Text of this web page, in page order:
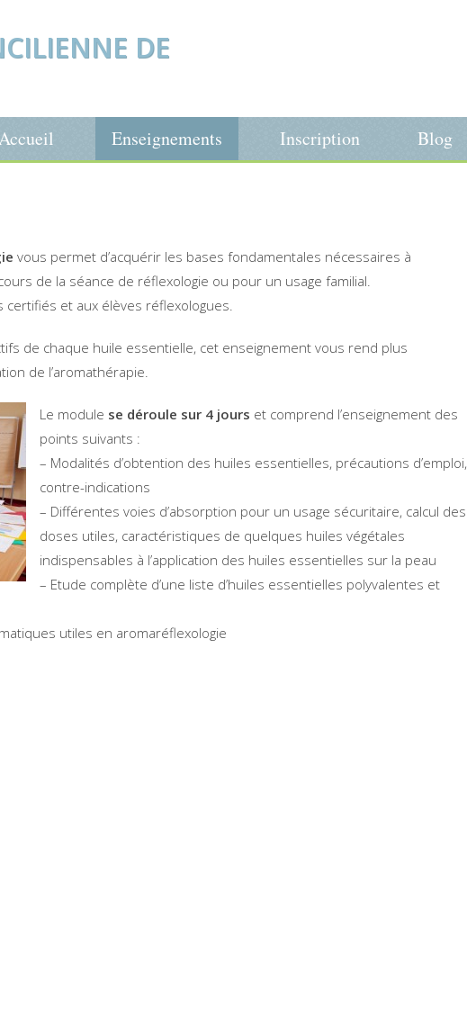
DE
Enseignements Inscription Blog
vous permet d’acquérir les bases fondamentales nécessaires à
de la séance de réflexologie ou pour un usage familial.
et aux élèves réflexologues.
de chaque huile essentielle, cet enseignement vous rend plus
de l’aromathérapie.
Le module se déroule sur 4 jours et comprend l’enseignement des
points suivants :
– Modalités d’obtention des huiles essentielles, précautions d’emploi,
contre-indications
– Différentes voies d’absorption pour un usage sécuritaire, calcul des
doses utiles, caractéristiques de quelques huiles végétales
indispensables à l’application des huiles essentielles sur la peau
– Etude complète d’une liste d’huiles essentielles polyvalentes et
utiles en aromaréflexologie